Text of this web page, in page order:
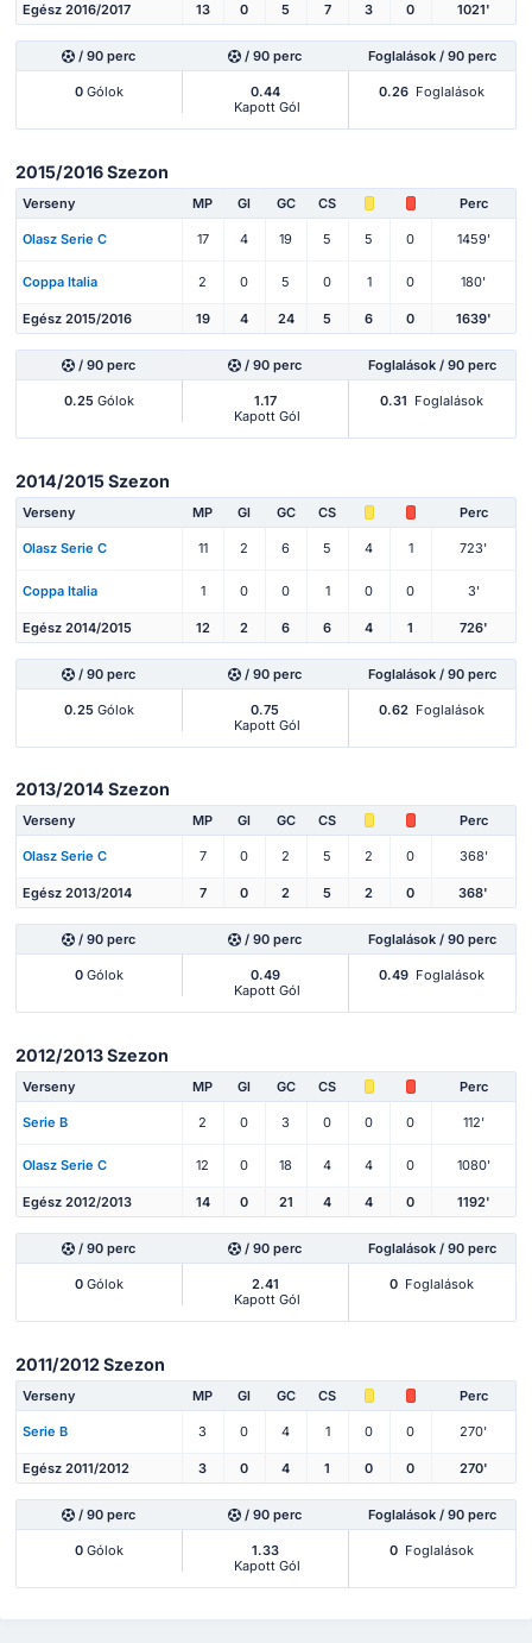
Egész 2016/2017 13 0 5 7 3 0 1021'
/ 90 perc / 90 perc Foglalások / 90 perc
0Gólok
0.44
Kapott Gól
0.26 Foglalások
2015/2016 Szezon
Verseny MP Gl GC CS Perc
Olasz Serie C 17 4 19 5 5 0 1459'
Coppa Italia 2 0 5 0 1 0 180'
Egész 2015/2016 19 4 24 5 6 0 1639'
/ 90 perc / 90 perc Foglalások / 90 perc
0.25Gólok
1.17
Kapott Gól
0.31 Foglalások
2014/2015 Szezon
Verseny MP Gl GC CS Perc
Olasz Serie C 11 2 6 5 4 1 723'
Coppa Italia 1 0 0 1 0 0 3'
Egész 2014/2015 12 2 6 6 4 1 726'
/ 90 perc / 90 perc Foglalások / 90 perc
0.25Gólok
0.75
Kapott Gól
0.62 Foglalások
2013/2014 Szezon
Verseny MP Gl GC CS Perc
Olasz Serie C 7 0 2 5 2 0 368'
Egész 2013/2014 7 0 2 5 2 0 368'
/ 90 perc / 90 perc Foglalások / 90 perc
0Gólok
0.49
Kapott Gól
0.49 Foglalások
2012/2013 Szezon
Verseny MP Gl GC CS Perc
Serie B 2 0 3 0 0 0 112'
Olasz Serie C 12 0 18 4 4 0 1080'
Egész 2012/2013 14 0 21 4 4 0 1192'
/ 90 perc / 90 perc Foglalások / 90 perc
0Gólok
2.41
Kapott Gól
0 Foglalások
2011/2012 Szezon
Verseny MP Gl GC CS Perc
Serie B 3 0 4 1 0 0 270'
Egész 2011/2012 3 0 4 1 0 0 270'
/ 90 perc / 90 perc Foglalások / 90 perc
0Gólok
1.33
Kapott Gól
0 Foglalások